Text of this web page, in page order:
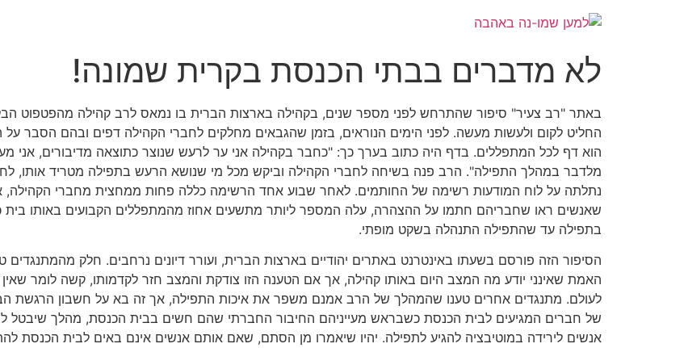
לא מדברים בבתי הכנסת בקרית שמונה!
באתר "רב צעיר" סיפור שהתרחש לפני מספר שנים, בקהילה בארצות הברית בו נמאס לרב קהילה מהפטפוט
החליט לקום ולעשות מעשה. לפני הימים הנוראים, בזמן שהגבאים מחלקים לחברי הקהילה דפים ובהם הסבר על
הוא דף לכל המתפללים. בדף היה כתוב בערך כך: "כחבר בקהילה אני ער לרעש שנוצר כתוצאה מדיבורים, אני
מלדבר במהלך התפילה". הרב פנה בשיחה לחברי הקהילה וביקש מכל מי שנושא הרעש בתפילה מטריד אותו,
נתלתה על לוח המודעות רשימה של החותמים. לאחר שבוע אחד הרשימה כללה פחות ממחצית מחברי
שאנשים ראו שחבריהם חתמו על ההצהרה, עלה המספר ליותר מתשעים אחוז מהמתפללים הקבועים באותו
בתפילה עד שהתפילה התנהלה בשקט מופתי.
הסיפור הזה פורסם בשעתו באינטרנט באתרים יהודיים בארצות הברית, ועורר דיונים נרחבים. חלק מהמתנגדים
האמת שאינני יודע מה המצב היום באותו קהילה, אך אם הטענה הזו צודקת והמצב חזר לקדמותו, קשה לומר
לעולם. מתנגדים אחרים טענו שהמהלך של הרב אמנם משפר את איכות התפילה, אך זה בא על חשבון הרגשת
של חברים המגיעים לבית הכנסת כשבראש מעייניהם החיבור החברתי שהם חשים בבית הכנסת, מהלך שיבטל
אנשים לירידה במוטיבציה להגיע לתפילה. יהיו שיאמרו מן הסתם, שאם אותם אנשים אינם באים לבית הכנסת